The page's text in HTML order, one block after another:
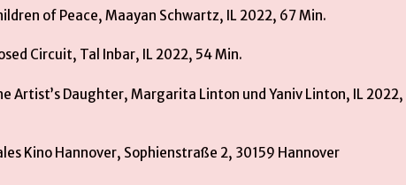
of Peace, Maayan Schwartz, IL 2022, 67 Min.
Circuit, Tal Inbar, IL 2022, 54 Min.
Artist’s Daughter, Margarita Linton und Yaniv Linton, IL 2022,
Kino Hannover, Sophienstraße 2, 30159 Hannover